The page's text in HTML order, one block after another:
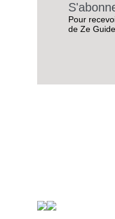
Pour
de Ze